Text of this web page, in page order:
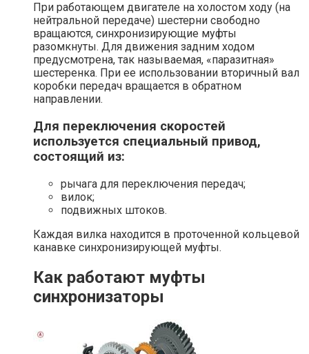
При работающем двигателе на холостом ходу (на
нейтральной передаче) шестерни свободно
вращаются, синхронизирующие муфты
разомкнуты. Для движения задним ходом
предусмотрена, так называемая, «паразитная»
шестеренка. При ее использовании вторичный вал
коробки передач вращается в обратном
направлении.
Для переключения скоростей
используется специальный привод,
состоящий из:
рычага для переключения передач;
вилок;
подвижных штоков.
Каждая вилка находится в проточенной кольцевой
канавке синхронизирующей муфты.
Как работают муфты
синхронизаторы